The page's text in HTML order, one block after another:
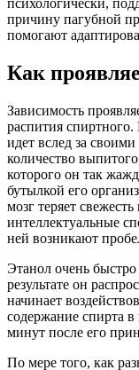
психологически,
причину пагубной
помогают
Как
Зависимость
распития
идет вслед за
количество
которого он так
бутылкой его
мозг теряет
интеллектуальные
ней возникают
Этанол очень
результате он
начинает
содержание спирта
минут после его
По мере того, как